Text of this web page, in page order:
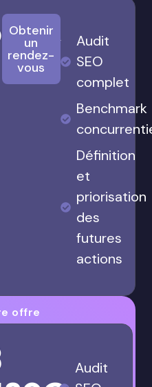
Obtenir
un
rendez-
vous
Audit
SEO
complet
Benchmark
Définition
et
priorisation
des
futures
actions
offre
Audit